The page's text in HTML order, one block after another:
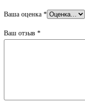
Ваша оценка *
Ваш отзыв *